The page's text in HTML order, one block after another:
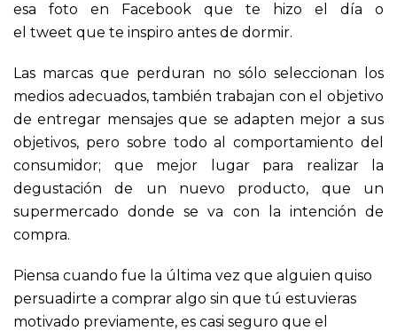
esa foto en Facebook que te hizo el día o
el tweet que te inspiro antes de dormir.
Las marcas que perduran no sólo seleccionan los
medios adecuados, también trabajan con el objetivo
de entregar mensajes que se adapten mejor a sus
objetivos, pero sobre todo al comportamiento del
consumidor; que mejor lugar para realizar la
degustación de un nuevo producto, que un
supermercado donde se va con la intención de
compra.
Piensa cuando fue la última vez que alguien quiso
persuadirte a comprar algo sin que tú estuvieras
motivado previamente, es casi seguro que el